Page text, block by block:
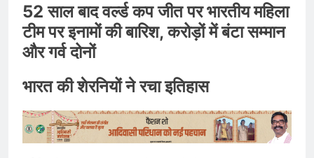
52 साल बाद वर्ल्ड कप जीत पर भारतीय महिला
टीम पर इनामों की बारिश, करोड़ों में बंटा सम्मान
और गर्व दोनों
भारत की शेरनियों ने रचा इतिहास